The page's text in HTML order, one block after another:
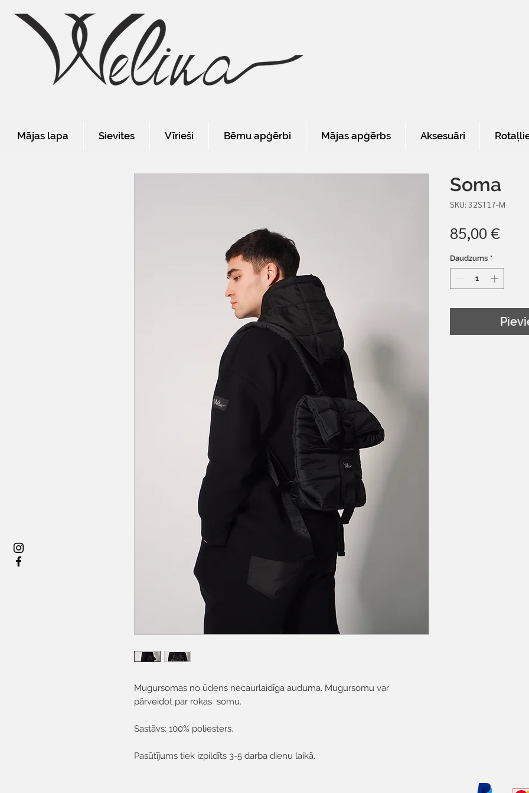
Mājas lapa Sievites Vīrieši Bērnu apģērbi Mājas apģērbs Aksesuāri
Mugursomas no ūdens necaurlaidīga auduma. Mugursomu var
pārveidot par rokas somu.
Sastāvs: 100% poliesters.
Pasūtījums tiek izpildīts 3-5 darba dienu laikā.
Soma
SKU: 32ST17-M
85,00 €Cena
Daudzums *